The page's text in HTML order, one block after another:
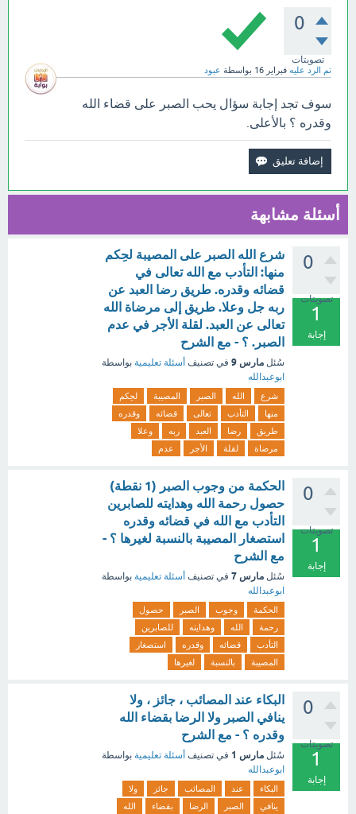
0
تصويتات
تم الرد عليه فبراير 16 بواسطة عبود
سوف تجد إجابة سؤال يحب الصبر على قضاء الله
وقدره ؟ بالأعلى.
أسئلة مشابهة
0
تصويتات
1
إجابة
شرع الله الصبر على المصيبة لحِكم
منها: التأدب مع الله تعالى في
قضائه وقدره. طريق رضا العبد عن
ربه جل وعلا. طريق إلى مرضاة الله
تعالى عن العبد. لقلة الأجر في عدم
الصبر. ؟ - مع الشرح
سُئل مارس 9 في تصنيف أسئلة تعليمية بواسطة
ابوعبدالله
شرع الله الصبر المصيبة
لحِكم
منها
التأدب تعالى قضائه
وقدره
طريق
رضا العبد ربه
وعلا
مرضاة
لقلة الأجر عدم
0
تصويتات
1
إجابة
الحكمة من وجوب الصبر (1 نقطة)
حصول رحمة الله وهدايته للصابرين
التأدب مع الله في قضائه وقدره
استصغار المصيبة بالنسبة لغيرها ؟ -
مع الشرح
سُئل مارس 7 في تصنيف أسئلة تعليمية بواسطة
ابوعبدالله
الحكمة وجوب الصبر
حصول
رحمة
الله وهدايته
للصابرين
التأدب
قضائه وقدره
استصغار
المصيبة
بالنسبة لغيرها
0
تصويتات
1
إجابة
البكاء عند المصائب ، جائز ، ولا
ينافي الصبر ولا الرضا بقضاء الله
وقدره ؟ - مع الشرح
سُئل مارس 1 في تصنيف أسئلة تعليمية بواسطة
ابوعبدالله
البكاء عند المصائب جائز
ولا
ينافي
الصبر الرضا بقضاء
الله